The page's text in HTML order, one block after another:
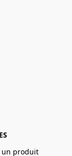
un produit